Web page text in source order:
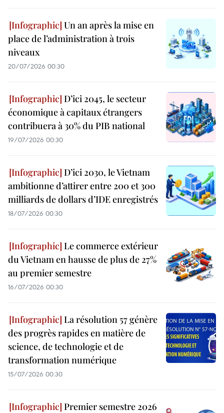
Un an après la mise en
place de l’administration à trois
niveaux
20/07/2026 00:30
D’ici 2045, le secteur
économique à capitaux étrangers
contribuera à 30% du PIB national
19/07/2026 00:30
D’ici 2030, le Vietnam
ambitionne d’attirer entre 200 et 300
milliards de dollars d’IDE enregistrés
18/07/2026 00:30
Le commerce extérieur
du Vietnam en hausse de plus de 27%
au premier semestre
16/07/2026 00:30
La résolution 57 génère
des progrès rapides en matière de
science, de technologie et de
transformation numérique
15/07/2026 00:30
Premier semestre 2026